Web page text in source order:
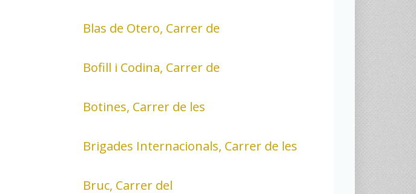
Blas de Otero, Carrer de
Bofill i Codina, Carrer de
Botines, Carrer de les
Brigades Internacionals, Carrer de les
Bruc, Carrer del